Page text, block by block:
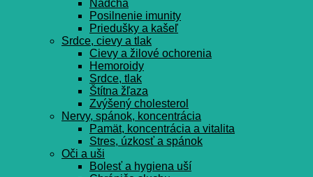
Nádcha
Posilnenie imunity
Priedušky a kašeľ
Srdce, cievy a tlak
Cievy a žilové ochorenia
Hemoroidy
Srdce, tlak
Štítna žľaza
Zvýšený cholesterol
Nervy, spánok, koncentrácia
Pamät, koncentrácia a vitalita
Stres, úzkosť a spánok
Oči a uši
Bolesť a hygiena uší